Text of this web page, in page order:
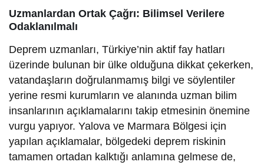
Uzmanlardan Ortak Çağrı: Bilimsel Verilere
Odaklanılmalı
Deprem uzmanları, Türkiye’nin aktif fay hatları
üzerinde bulunan bir ülke olduğuna dikkat çekerken,
vatandaşların doğrulanmamış bilgi ve söylentiler
yerine resmi kurumların ve alanında uzman bilim
insanlarının açıklamalarını takip etmesinin önemine
vurgu yapıyor. Yalova ve Marmara Bölgesi için
yapılan açıklamalar, bölgedeki deprem riskinin
tamamen ortadan kalktığı anlamına gelmese de,